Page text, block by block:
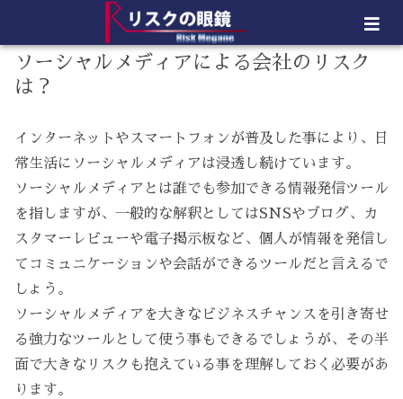
ソーシャルメディアによる会社のリスク
は？
インターネットやスマートフォンが普及した事により、日
常生活にソーシャルメディアは浸透し続けています。
ソーシャルメディアとは誰でも参加できる情報発信ツール
を指しますが、一般的な解釈としてはSNSやブログ、カ
スタマーレビューや電子掲示板など、個人が情報を発信し
てコミュニケーションや会話ができるツールだと言えるで
しょう。
ソーシャルメディアを大きなビジネスチャンスを引き寄せ
る強力なツールとして使う事もできるでしょうが、その半
面で大きなリスクも抱えている事を理解しておく必要があ
ります。